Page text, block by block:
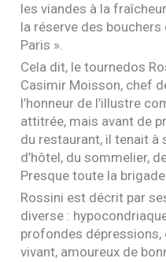
les viandes à la
la réserve des
Paris ».
Cela dit, le tournedos
Casimir Moisson, chef
l’honneur de l’illustre
attitrée, mais avant de
du restaurant, il tenait à
d’hôtel, du sommelier,
Presque toute la
Rossini est décrit par
diverse :
profondes dépressions,
vivant, amoureux de